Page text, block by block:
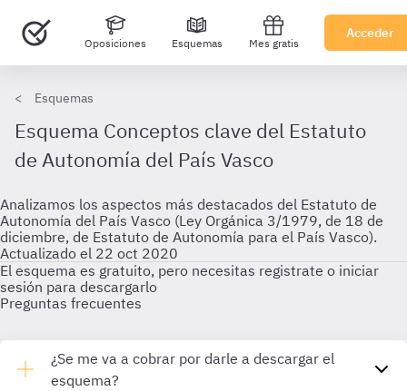
Oposiciones Esquemas Mes gratis
Acceder
Esquemas
Esquema Conceptos clave del Estatuto
de Autonomía del País Vasco
Analizamos los aspectos más destacados del Estatuto de
Autonomía del País Vasco (Ley Orgánica 3/1979, de 18 de
diciembre, de Estatuto de Autonomía para el País Vasco).
Actualizado el 22 oct 2020
El esquema es gratuito, pero necesitas registrate o iniciar
sesión para descargarlo
Preguntas frecuentes
¿Se me va a cobrar por darle a descargar el
esquema?